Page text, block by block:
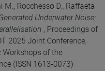
M.; Rocchesso D.; Raffaeta
Underwater Noise:
, Proceedings of
2025 Joint Conference,
Workshops of the
(ISSN 1613-0073)